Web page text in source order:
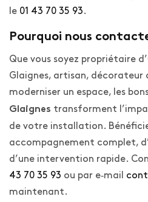
le 01 43 70 35 93 .
Pourquoi nous
Que vous soyez propriétaire
Glaignes, artisan,
moderniser un espace, les
Glaignes transforment
de votre installation.
accompagnement complet,
d’une intervention rapide.
43 70 35 93 ou par e‑mail
maintenant.